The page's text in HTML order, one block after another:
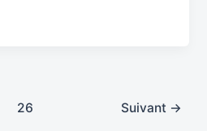
26 Suivant →